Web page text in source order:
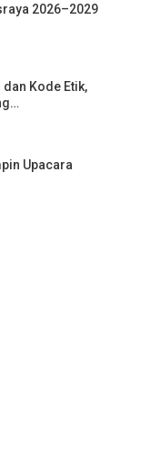
2026–2029
Kode Etik,
Upacara